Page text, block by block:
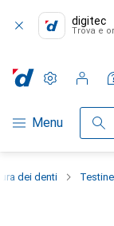
digitec
Trova e
Categoria
Menu Cerca
Impostazioni
Conto cliente
Liste di
Liste dei
Carrello
dei denti